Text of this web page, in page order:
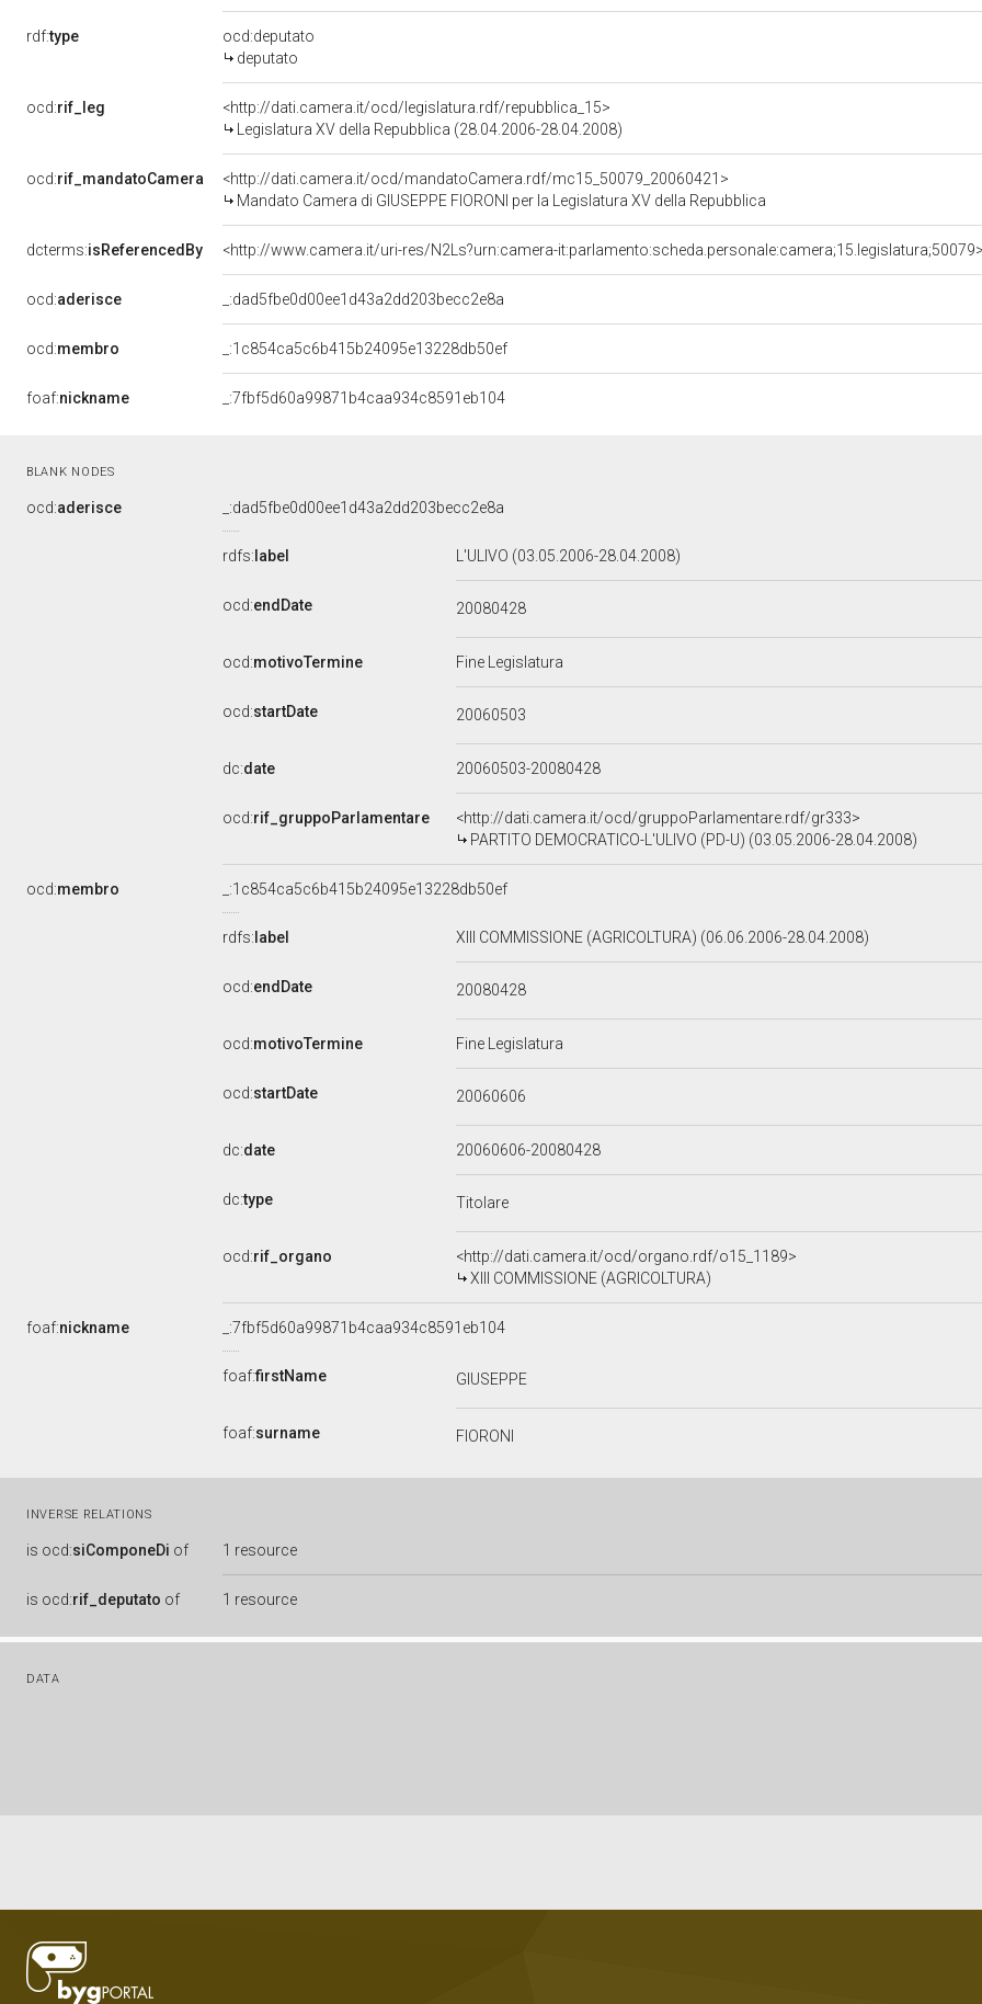
rdf:type
ocd:deputato
deputato
ocd:rif_leg
<http://dati.camera.it/ocd/legislatura.rdf/repubblica_15>
Legislatura XV della Repubblica (28.04.2006-28.04.2008)
ocd:rif_mandatoCamera
<http://dati.camera.it/ocd/mandatoCamera.rdf/mc15_50079_20060421>
Mandato Camera di GIUSEPPE FIORONI per la Legislatura XV della Repubblica
dcterms:isReferencedBy <http://www.camera.it/uri-res/N2Ls?urn:camera-
ocd:aderisce _:dad5fbe0d00ee1d43a2dd203becc2e8a
ocd:membro _:1c854ca5c6b415b24095e13228db50ef
foaf:nickname _:7fbf5d60a99871b4caa934c8591eb104
BLANK NODES
ocd:aderisce _:dad5fbe0d00ee1d43a2dd203becc2e8a
rdfs: label L'ULIVO (03.05.2006-28.04.2008)
ocd:endDate 20080428
ocd:motivoTermine Fine Legislatura
ocd:startDate 20060503
dc:date 20060503-20080428
ocd:rif_gruppoParlamentare
<http://dati.camera.it/ocd/gruppoParlamentare.rdf/gr333>
PARTITO DEMOCRATICO-L'ULIVO (PD-U) (03.05.2006-28.04.2008)
ocd:membro _:1c854ca5c6b415b24095e13228db50ef
rdfs: label XIII COMMISSIONE (AGRICOLTURA) (06.06.2006-28.04.2008)
ocd:endDate 20080428
ocd:motivoTermine Fine Legislatura
ocd:startDate 20060606
dc:date 20060606-20080428
dc:type Titolare
ocd:rif_organo
<http://dati.camera.it/ocd/organo.rdf/o15_1189>
XIII COMMISSIONE (AGRICOLTURA)
foaf:nickname _:7fbf5d60a99871b4caa934c8591eb104
foaf:firstName GIUSEPPE
foaf:surname FIORONI
INVERSE RELATIONS
is ocd:siComponeDi of 1 resource
is ocd:rif_deputato of 1 resource
DATA